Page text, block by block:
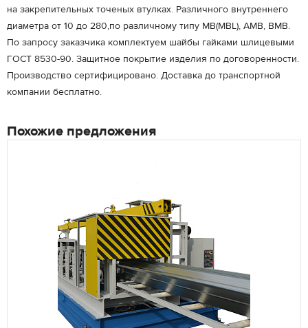
на закрепительных точеных втулках. Различного внутреннего
диаметра от 10 до 280,по различному типу MB(MBL), AMB, BMB.
По запросу заказчика комплектуем шайбы гайками шлицевыми
ГОСТ 8530-90. Защитное покрытие изделия по договоренности.
Производство сертифицировано. Доставка до транспортной
компании бесплатно.
Похожие предложения